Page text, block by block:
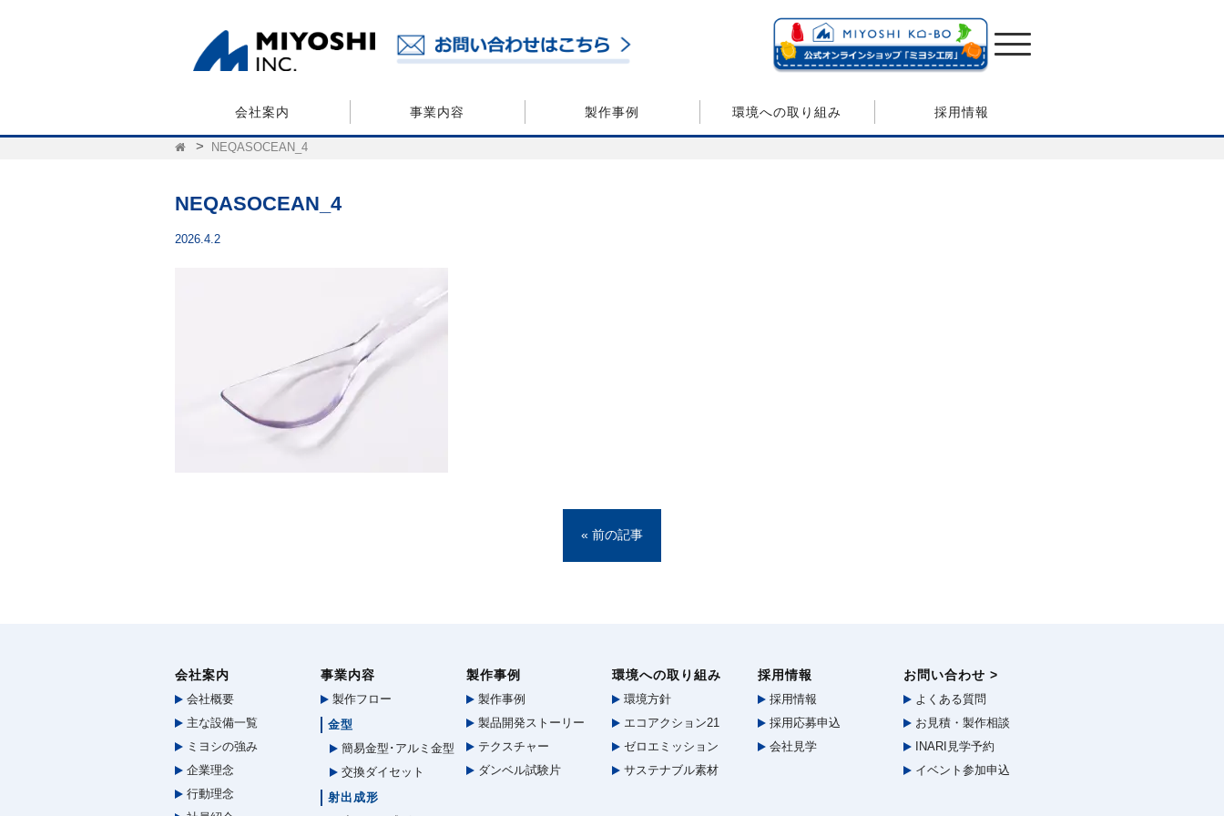
会社案内 事業内容 製作事例 環境への取り組み 採用情報
NEQASOCEAN_4
NEQASOCEAN_4
2026.4.2
« 前の記事
会社案内
会社概要
主な設備一覧
ミヨシの強み
企業理念
行動理念
事業内容
製作フロー
金型
簡易金型･アルミ金型
交換ダイセット
射出成形
製作事例
製作事例
製品開発ストーリー
テクスチャー
ダンベル試験片
環境への取り組み
環境方針
エコアクション21
ゼロエミッション
サステナブル素材
採用情報
採用情報
採用応募申込
会社見学
お問い合わせ >
よくある質問
お見積・製作相談
INARI見学予約
イベント参加申込